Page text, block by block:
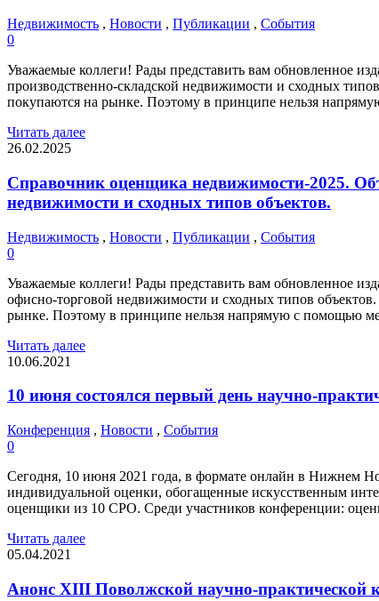
Недвижимость , Новости , Публикации , События
0
Уважаемые коллеги! Рады представить вам обновленное
производственно-складской недвижимости и сходных
покупаются на рынке. Поэтому в принципе нельзя
Читать далее
26.02.2025
Справочник оценщика недвижимости-2025.
недвижимости и сходных типов объектов.
Недвижимость , Новости , Публикации , События
0
Уважаемые коллеги! Рады представить вам обновленное
офисно-торговой недвижимости и сходных типов
рынке. Поэтому в принципе нельзя напрямую с помощью
Читать далее
10.06.2021
10 июня состоялся первый день научно-
Конференция , Новости , События
0
Сегодня, 10 июня 2021 года, в формате онлайн в Нижнем
индивидуальной оценки, обогащенные искусственным
оценщики из 10 СРО. Среди участников конференции:
Читать далее
05.04.2021
Анонс XIII Поволжской научно-практической